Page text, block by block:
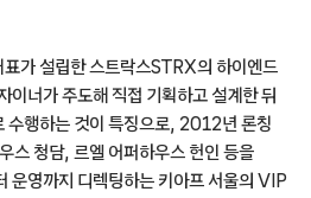
가 설립한 스트락스STRX의 하이엔드
이너가 주도해 직접 기획하고 설계한 뒤
수행하는 것이 특징으로, 2012년 론칭
스 청담, 르엘 어퍼하우스 헌인 등을
운영까지 디렉팅하는 키아프 서울의 VIP